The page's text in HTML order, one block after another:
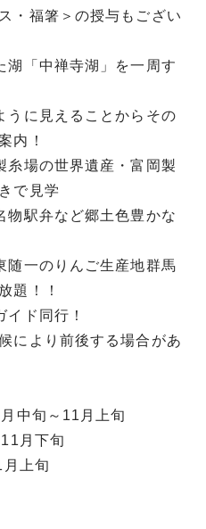
・福箸＞の授与もござい
湖「中禅寺湖」を一周す
うに見えることからその
内！
糸場の世界遺産・富岡製
で見学
物駅弁など郷土色豊かな
随一のりんご生産地群馬
題！！
ド同行！
により前後する場合があ
中旬～11月上旬
月下旬
上旬